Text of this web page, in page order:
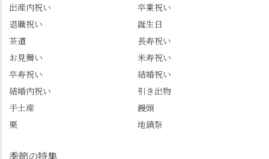
い人は、下記アカウン
トもあわせてチェック
@sense_nagaokakyo 長岡
京市観光協会
@nagaokakyo_tourism ふ
@furufuru_nagaokakyo
物価の値上がりが激し
ない語り口…。楽しみ
ながら学びっぱなしの
のガイド活動にしっか
り活かしていきます💪
西山、ほんまにええと
こです。次はあなたを
🚕✨ #京都西山旅感 #京
都西山 #おもてなしタク
出産内祝い
卒業祝い
退職祝い
誕生日
茶道
長寿祝い
お見舞い
米寿祝い
卒寿祝い
結婚祝い
結婚内祝い
引き出物
手土産
饅頭
栗
地鎮祭
季節の特集